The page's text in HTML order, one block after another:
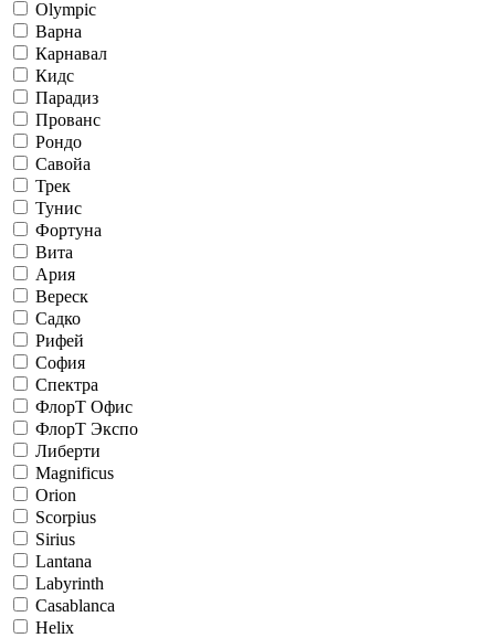
Olympic
Варна
Карнавал
Кидс
Парадиз
Прованс
Рондо
Савойа
Трек
Тунис
Фортуна
Вита
Ария
Вереск
Садко
Рифей
София
Спектра
ФлорТ Офис
ФлорТ Экспо
Либерти
Magnificus
Orion
Scorpius
Sirius
Lantana
Labyrinth
Casablanca
Helix